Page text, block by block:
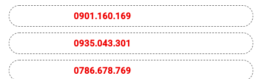
0901.160.169
0935.043.301
0786.678.769